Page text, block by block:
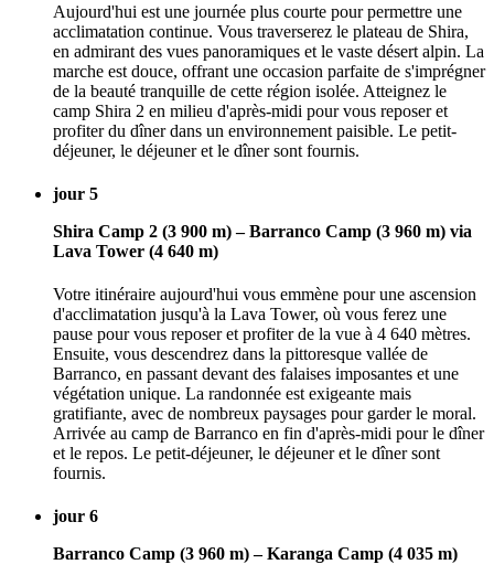
Aujourd'hui est une journée plus courte pour permettre une
acclimatation continue. Vous traverserez le plateau de Shira,
en admirant des vues panoramiques et le vaste désert alpin. La
marche est douce, offrant une occasion parfaite de s'imprégner
de la beauté tranquille de cette région isolée. Atteignez le
camp Shira 2 en milieu d'après-midi pour vous reposer et
profiter du dîner dans un environnement paisible. Le petit-
déjeuner, le déjeuner et le dîner sont fournis.
jour 5
Shira Camp 2 (3 900 m) – Barranco Camp (3 960 m) via
Lava Tower (4 640 m)
Votre itinéraire aujourd'hui vous emmène pour une ascension
d'acclimatation jusqu'à la Lava Tower, où vous ferez une
pause pour vous reposer et profiter de la vue à 4 640 mètres.
Ensuite, vous descendrez dans la pittoresque vallée de
Barranco, en passant devant des falaises imposantes et une
végétation unique. La randonnée est exigeante mais
gratifiante, avec de nombreux paysages pour garder le moral.
Arrivée au camp de Barranco en fin d'après-midi pour le dîner
et le repos. Le petit-déjeuner, le déjeuner et le dîner sont
fournis.
jour 6
Barranco Camp (3 960 m) – Karanga Camp (4 035 m)